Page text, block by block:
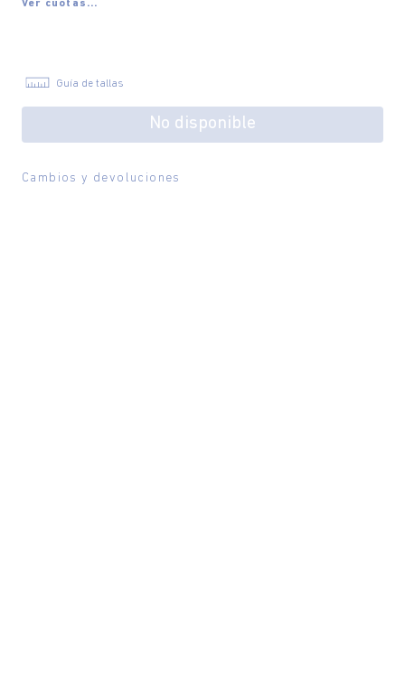
Ver cuotas...
Guía de tallas
No disponible
Cambios y devoluciones